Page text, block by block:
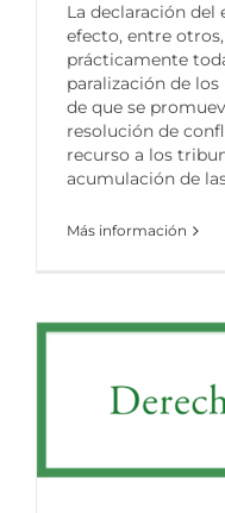
La declaración
efecto, entre
prácticamente
paralización de
de que se
resolución de
recurso a los
acumulación de
Más información